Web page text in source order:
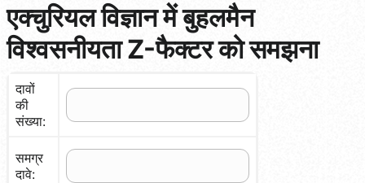
एक्चुरियल विज्ञान में बुहलमैन
विश्वसनीयता Z-फैक्टर को समझना
दावों
की
संख्या:
समग्र
दावे: